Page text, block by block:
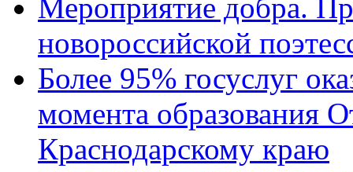
Мероприятие добра.
новороссийской
Более 95% госуслуг
момента образования
Краснодарскому краю